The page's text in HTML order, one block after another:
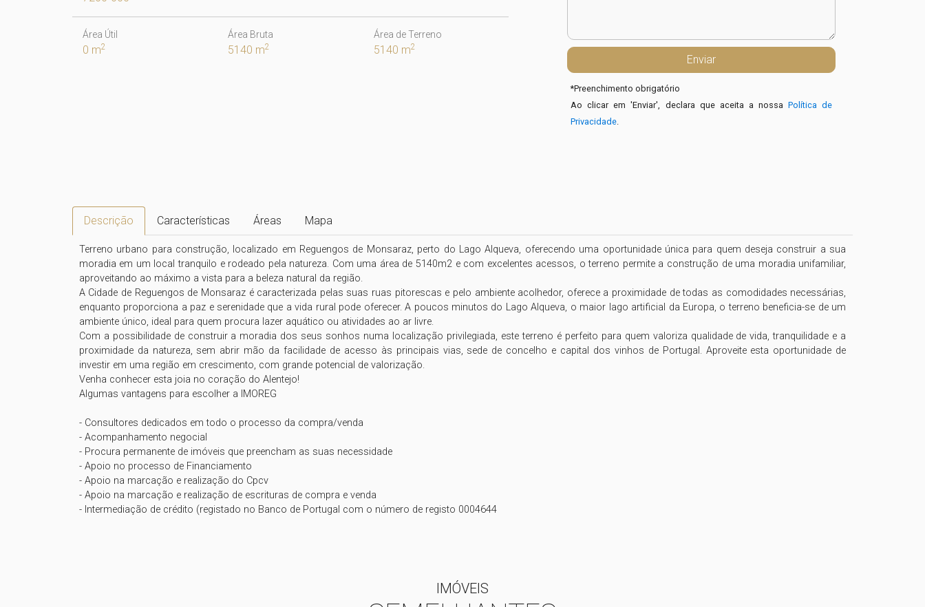
Área Útil
0 m2
Área Bruta
5140 m2
Área de Terreno
5140 m2
*Preenchimento obrigatório
Ao clicar em 'Enviar', declara que aceita a nossaPolítica de
Privacidade.
Descrição Características Áreas Mapa
Terreno urbano para construção, localizado em Reguengos de Monsaraz, perto do Lago Alqueva, oferecendo uma oportunidade única para quem deseja construir a sua
moradia em um local tranquilo e rodeado pela natureza. Com uma área de 5140m2 e com excelentes acessos, o terreno permite a construção de uma moradia unifamiliar,
aproveitando ao máximo a vista para a beleza natural da região.
A Cidade de Reguengos de Monsaraz é caracterizada pelas suas ruas pitorescas e pelo ambiente acolhedor, oferece a proximidade de todas as comodidades necessárias,
enquanto proporciona a paz e serenidade que a vida rural pode oferecer. A poucos minutos do Lago Alqueva, o maior lago artificial da Europa, o terreno beneficia-se de um
ambiente único, ideal para quem procura lazer aquático ou atividades ao ar livre.
Com a possibilidade de construir a moradia dos seus sonhos numa localização privilegiada, este terreno é perfeito para quem valoriza qualidade de vida, tranquilidade e a
proximidade da natureza, sem abrir mão da facilidade de acesso às principais vias, sede de concelho e capital dos vinhos de Portugal. Aproveite esta oportunidade de
investir em uma região em crescimento, com grande potencial de valorização.
Venha conhecer esta joia no coração do Alentejo!
Algumas vantagens para escolher a IMOREG
- Consultores dedicados em todo o processo da compra/venda
- Acompanhamento negocial
- Procura permanente de imóveis que preencham as suas necessidade
- Apoio no processo de Financiamento
- Apoio na marcação e realização do Cpcv
- Apoio na marcação e realização de escrituras de compra e venda
- Intermediação de crédito (registado no Banco de Portugal com o número de registo 0004644
IMÓVEIS